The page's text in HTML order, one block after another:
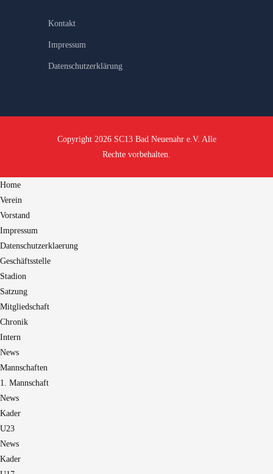
Kontakt
Impressum
Datenschutzerklärung
Copyright 2026 SC13 Bad Neuenahr e.V. Alle
Rechte vorbehalten.
Home
Verein
Vorstand
Impressum
Datenschutzerklaerung
Geschäftsstelle
Stadion
Satzung
Mitgliedschaft
Chronik
Intern
News
Mannschaften
1. Mannschaft
News
Kader
U23
News
Kader